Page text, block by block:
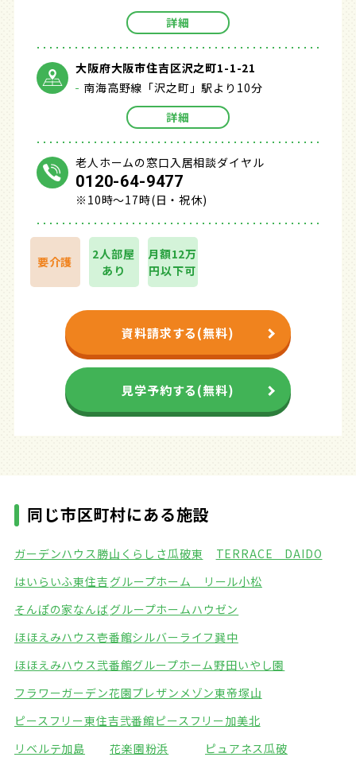
詳細
大阪府大阪市住吉区沢之町1-1-21
南海高野線「沢之町」駅より10分
詳細
老人ホームの窓口入居相談ダイヤル
0120-64-9477
※10時～17時(日・祝休)
要介護
2人部屋
あり
月額12万
円以下可
資料請求する(無料)
見学予約する(無料)
同じ市区町村にある施設
ガーデンハウス勝山 くらしさ瓜破東
TERRACE DAIDO
はいらいふ東住吉 グループホーム リール小松
そんぽの家なんばグループホームハウゼン
ほほえみハウス壱番館シルバーライフ巽中
ほほえみハウス弐番館グループホーム野田いやし園
フラワーガーデン花園プレザンメゾン東帝塚山
ピースフリー東住吉弐番館ピースフリー加美北
リベルテ加島
花楽園粉浜
ピュアネス瓜破